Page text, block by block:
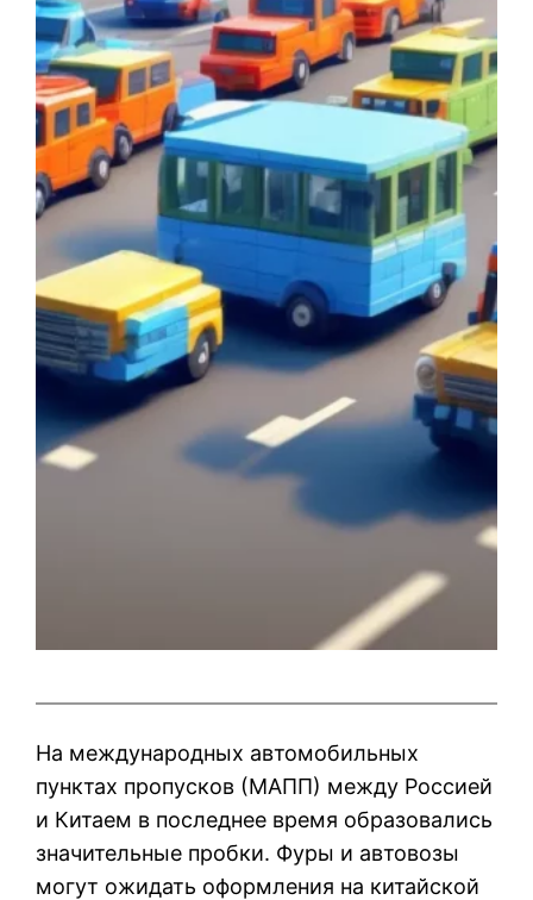
На международных автомобильных
пунктах пропусков (МАПП) между Россией
и Китаем в последнее время образовались
значительные пробки. Фуры и автовозы
могут ожидать оформления на китайской